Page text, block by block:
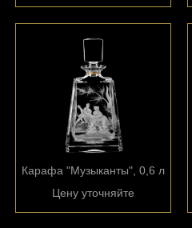
Карафа "Музыканты", 0,6 л
Цену уточняйте